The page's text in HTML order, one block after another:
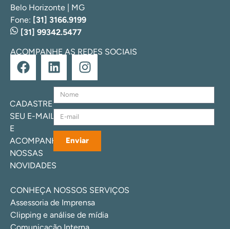
Belo Horizonte | MG
Fone: [31] 3166.9199
[31] 99342.5477
ACOMPANHE AS REDES SOCIAIS
CADASTRE
SEU E-MAIL
E
ACOMPANHE
NOSSAS
NOVIDADES
Enviar
CONHEÇA NOSSOS SERVIÇOS
Assessoria de Imprensa
Clipping e análise de mídia